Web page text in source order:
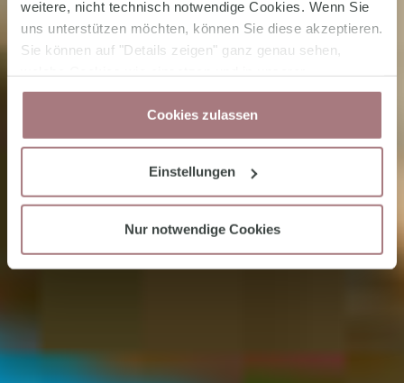
weitere, nicht technisch notwendige Cookies. Wenn Sie
uns unterstützen möchten, können Sie diese akzeptieren.
Sie können auf "Details zeigen" ganz genau sehen,
Datenschutzerklärungjederzeit Ihre Zustimmung
wieder zurücknehmen.Cookies zulassen
Einstellungen
Nur notwendige Cookies